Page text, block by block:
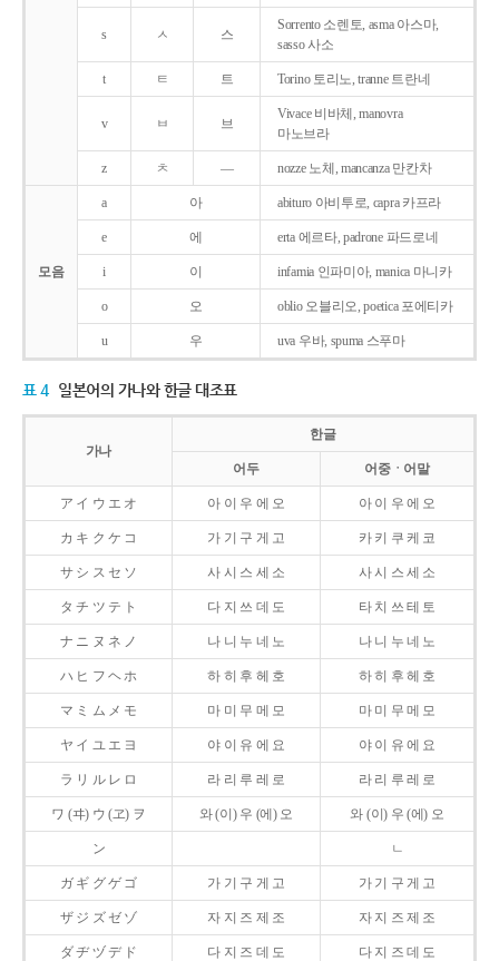
s ㅅ 스
Sorrento 소렌토, asma 아스마,
sasso 사소
t ㅌ 트 Torino 토리노, tranne 트란네
v ㅂ 브
Vivace 비바체, manovra
마노브라
z ㅊ ― nozze 노체, mancanza 만칸차
모음
a 아 abituro 아비투로, capra 카프라
e 에 erta 에르타, padrone 파드로네
i 이 infamia 인파미아, manica 마니카
o 오 oblio 오블리오, poetica 포에티카
u 우 uva 우바, spuma 스푸마
표 4 일본어의 가나와 한글 대조표
가나
한글
어두 어중ㆍ어말
ア イ ウ エ オ 아 이 우 에 오 아 이 우 에 오
カ キ ク ケ コ 가 기 구 게 고 카 키 쿠 케 코
サ シ ス セ ソ 사 시 스 세 소 사 시 스 세 소
タ チ ツ テ ト 다 지 쓰 데 도 타 치 쓰 테 토
ナ ニ ヌ ネ ノ 나 니 누 네 노 나 니 누 네 노
ハ ヒ フ ヘ ホ 하 히 후 헤 호 하 히 후 헤 호
マ ミ ム メ モ 마 미 무 메 모 마 미 무 메 모
ヤ イ ユ エ ヨ 야 이 유 에 요 야 이 유 에 요
ラ リ ル レ ロ 라 리 루 레 로 라 리 루 레 로
ワ (ヰ) ウ (ヱ) ヲ 와 (이) 우 (에) 오 와 (이) 우 (에) 오
ン ㄴ
ガ ギ グ ゲ ゴ 가 기 구 게 고 가 기 구 게 고
ザ ジ ズ ゼ ゾ 자 지 즈 제 조 자 지 즈 제 조
ダ ヂ ヅ デ ド 다 지 즈 데 도 다 지 즈 데 도